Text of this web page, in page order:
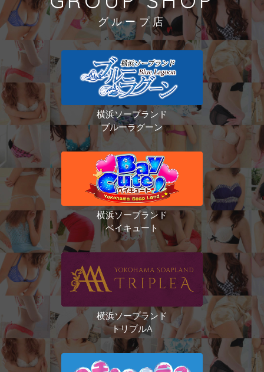
グループ店
横浜ソープランド
ブルーラグーン
横浜ソープランド
ベイキュート
横浜ソープランド
トリプルA